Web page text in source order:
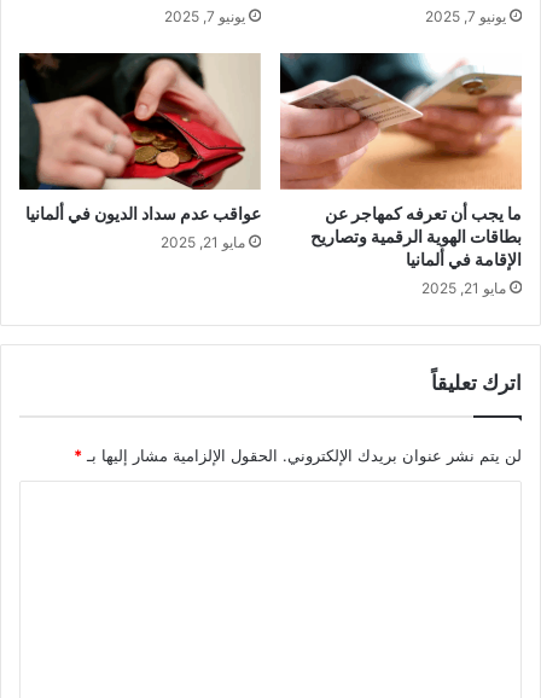
يونيو 7, 2025 يونيو 7, 2025
ما يجب أن تعرفه كمهاجر عن
بطاقات الهوية الرقمية وتصاريح
الإقامة في ألمانيا
مايو 21, 2025
عواقب عدم سداد الديون في ألمانيا
مايو 21, 2025
اترك تعليقاً
لن يتم نشر عنوان بريدك الإلكتروني. الحقول الإلزامية مشار إليها بـ*